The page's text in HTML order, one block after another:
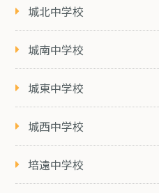
城北中学校
城南中学校
城東中学校
城西中学校
培遠中学校